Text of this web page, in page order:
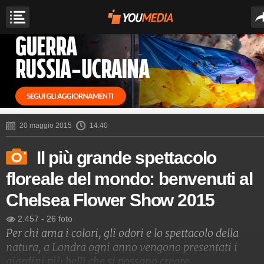
20 maggio 2015 14:40
Il più grande spettacolo
floreale del mondo: benvenuti al
Chelsea Flower Show 2015
2.457 - 26 foto
Per chi ama i colori, gli odori e lo spettacolo della
natura, a Londra ogni anno vengono presentati i
giardini più belli che si possano creare.